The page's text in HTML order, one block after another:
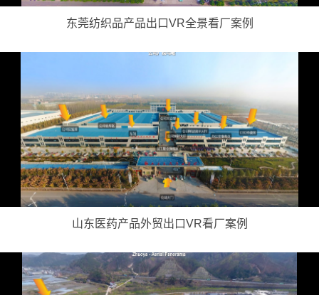
东莞纺织品产品出口VR全景看厂案例
山东医药产品外贸出口VR看厂案例